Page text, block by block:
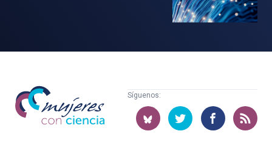
Mujeres
con
ciencia
Síguenos: